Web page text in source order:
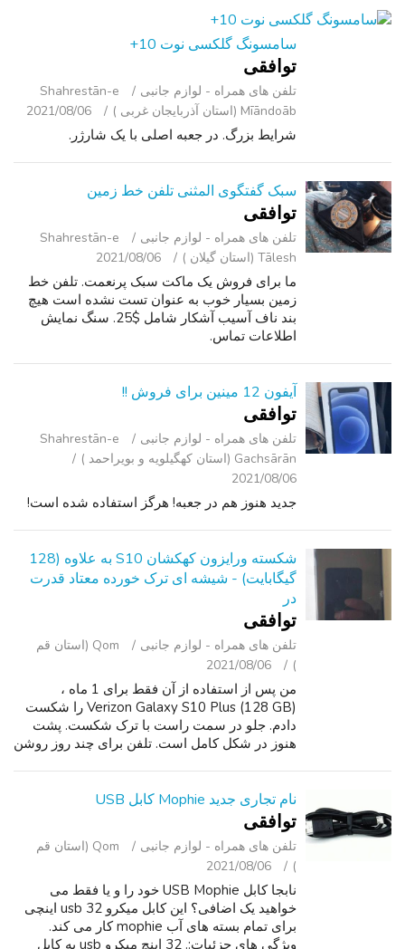
سامسونگ گلکسی نوت 10+
توافقی
تلفن ‌های همراه - لوازم جانبی
Shahrestān-e
Mīāndoāb (استان آذربایجان غربی )
2021/08/06
شرایط بزرگ. در جعبه اصلی با یک شارژر.
سبک گفتگوی المثنی تلفن خط زمین
توافقی
تلفن ‌های همراه - لوازم جانبی
Shahrestān-e
Tālesh (استان گیلان )
2021/08/06
ما برای فروش یک ماکت سبک پرنعمت. تلفن خط
زمین بسیار خوب به عنوان تست نشده است هیچ
بند ناف آسیب آشکار شامل $25. سنگ نمایش
اطلاعات تماس.
آیفون 12 مینین برای فروش !!
توافقی
تلفن ‌های همراه - لوازم جانبی
Shahrestān-e
Gachsārān (استان کهگیلویه و بویراحمد )
2021/08/06
جدید هنوز هم در جعبه! هرگز استفاده شده است!
شکسته ورایزون کهکشان S10 به علاوه (128
گیگابایت) - شیشه ای ترک خورده معتاد قدرت
در
توافقی
تلفن ‌های همراه - لوازم جانبی
Qom (استان قم
)
2021/08/06
من پس از استفاده از آن فقط برای 1 ماه ،
Verizon Galaxy S10 Plus (128 GB) را شکست
دادم. جلو در سمت راست با ترک شکست. پشت
هنوز در شکل کامل است. تلفن برای چند روز روشن
قطعا...
نام تجاری جدید Mophie کابل USB
توافقی
تلفن ‌های همراه - لوازم جانبی
Qom (استان قم
)
2021/08/06
نابجا کابل USB Mophie خود را و یا فقط می
خواهید یک اضافی؟ این کابل میکرو usb 32 اینچی
برای تمام بسته های آب mophie کار می کند.
ویژگی های جزئیات:. 32 اینچ میکرو usb به کابل